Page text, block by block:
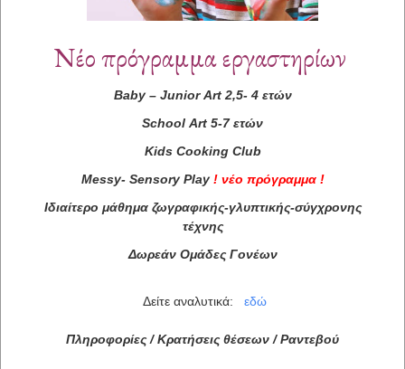
Οι μικροί Καλλιτέχνες στην δημιουργική τους απασχόληση
να έχουν μαζί τους:
- δεύτερη φορεσιά
- δεύτερα καθαρά παπούτσια ή
- σνακ (προαιρετικά) & μπουκαλάκι με νερό
-ταμπελάκι με όνοματεπώνυμο σε όλα τα
Νέο πρόγραμμα εργαστηρίων
Baby– Junior Art2,5- 4 ετών
School Art 5-7 ετών
Kids Cooking Club
Messy- Sensory Play ! νέο πρόγραμμα !
Ιδιαίτερο μάθημα ζωγραφικής-γλυπτικής-σύγχρονης
τέχνης
Δωρεάν Ομάδες Γονέων
Δείτε αναλυτικά: εδώ
Πληροφορίες / Κρατήσεις θέσεων / Ραντεβού